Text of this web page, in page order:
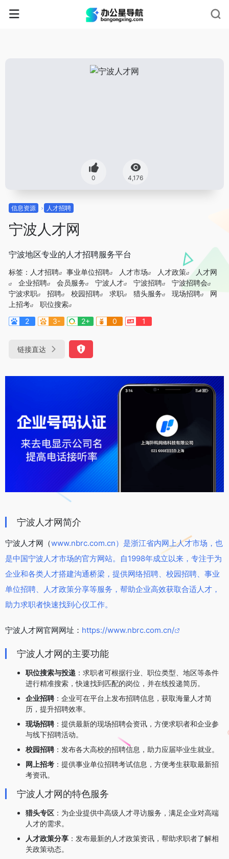
0 4,176
信息资源 人才招聘
宁波人才网
宁波地区专业的人才招聘服务平台
标签： 人才招聘 事业单位招聘 人才市场 人才政策
人才网
企业招聘
会员服务 宁波人才 宁波招聘
宁波招聘会
宁波求职
招聘 校园招聘 求职 猎头服务 现场招聘
网
上招考
职位搜索
2
3- 2+ 0 1
链接直达
宁波人才网简介
宁波人才网（www.nbrc.com.cn）是浙江省内网上人才市场，也
是中国宁波人才市场的官方网站。自1998年成立以来，专注于为
企业和各类人才搭建沟通桥梁，提供网络招聘、校园招聘、事业
单位招聘、人才政策分享等服务，帮助企业高效获取合适人才，
助力求职者快速找到心仪工作。
宁波人才网官网网址： https://www.nbrc.com.cn/
宁波人才网的主要功能
职位搜索与投递 ：求职者可根据行业、职位类型、地区等条件
进行精准搜索，快速找到匹配的岗位，并在线投递简历。
企业招聘 ：企业可在平台上发布招聘信息，获取海量人才简
历，提升招聘效率。
现场招聘 ：提供最新的现场招聘会资讯，方便求职者和企业参
与线下招聘活动。
校园招聘 ：发布各大高校的招聘信息，助力应届毕业生就业。
网上招考 ：提供事业单位招聘考试信息，方便考生获取最新招
考资讯。
宁波人才网的特色服务
猎头专区 ：为企业提供中高级人才寻访服务，满足企业对高端
人才的需求。
人才政策分享 ：发布最新的人才政策资讯，帮助求职者了解相
关政策动态。